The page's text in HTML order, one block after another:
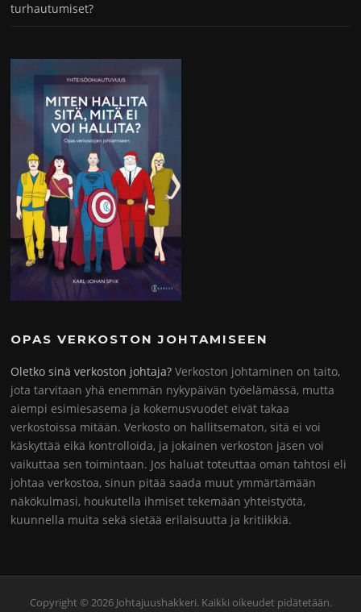
turhautumiset?
OPAS VERKOSTON JOHTAMISEEN
Oletko sinä verkoston johtaja? Verkoston johtaminen on taito,
jota tarvitaan yhä enemmän nykypäivän työelämässä, mutta
aiempi esimiesasema ja kokemusvuodet eivät takaa
verkostoissa mitään. Verkosto on hallitsematon, sitä ei voi
käskyttää eikä kontrolloida, ja jokainen verkoston jäsen voi
vaikuttaa sen toimintaan. Jos haluat toteuttaa oman tahtosi eli
johtaa verkostoa, sinun pitää saada muut ymmärtämään
näkökulmasi, houkutella ihmiset tekemään yhteistyötä,
kuunnella muita sekä sietää erilaisuutta ja kritiikkiä.
Copyright © 2026 Johtajuushakkeri. Kaikki oikeudet pidätetään.